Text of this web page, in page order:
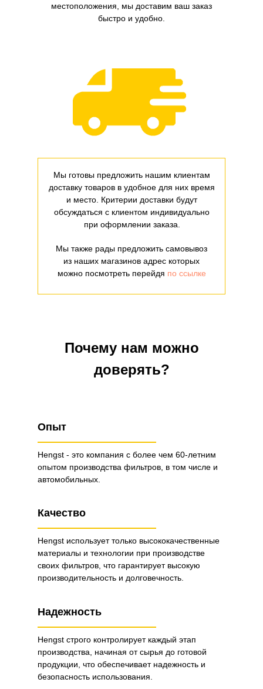
Мы готовы предложить нашим клиентам
доставку товаров в удобное для них время
и место. Критерии доставки будут
обсуждаться с клиентом индивидуально
при оформлении заказа.
Мы также рады предложить самовывоз
из наших магазинов адрес которых
можно посмотреть перейдя по ссылке
местоположения, мы доставим ваш заказ
быстро и удобно.
Почему нам можно
доверять?
Опыт
Hengst - это компания с более чем 60-летним
опытом производства фильтров, в том числе и
автомобильных.
Качество
Надежность
Hengst использует только высококачественные
материалы и технологии при производстве
своих фильтров, что гарантирует высокую
производительность и долговечность.
Hengst строго контролирует каждый этап
производства, начиная от сырья до готовой
продукции, что обеспечивает надежность и
безопасность использования.